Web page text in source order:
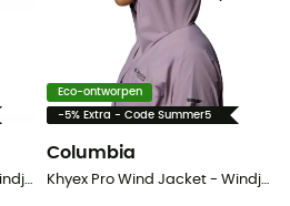
Khyex Pro Wind Jacket - Windjack - Dames
Eco-ontworpen
-5% Extra - Code Summer5
Columbia
Khyex Pro Wind Jacket - Windjack - Dames